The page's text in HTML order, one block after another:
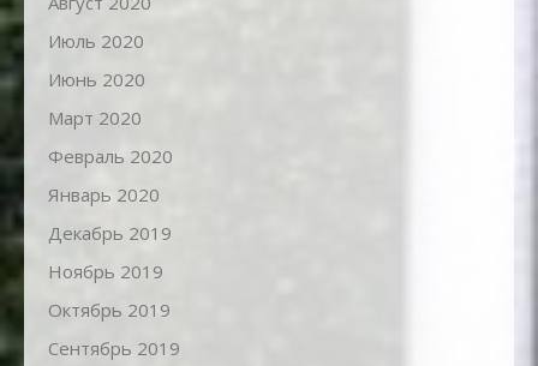
Июль 2020
Июнь 2020
Март 2020
Февраль 2020
Январь 2020
Декабрь 2019
Ноябрь 2019
Октябрь 2019
Сентябрь 2019